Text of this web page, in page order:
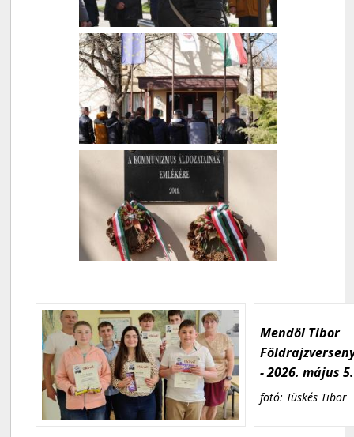
Mendöl Tibor
- 2026. május 5.
fotó: Tüskés Tibor